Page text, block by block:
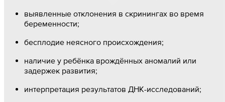
выявленные отклонения в скринингах во время
беременности;
бесплодие неясного происхождения;
наличие у ребёнка врождённых аномалий или
задержек развития;
интерпретация результатов ДНК-исследований;